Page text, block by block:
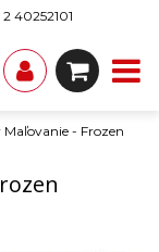
2 40252101
Maľovanie - Frozen